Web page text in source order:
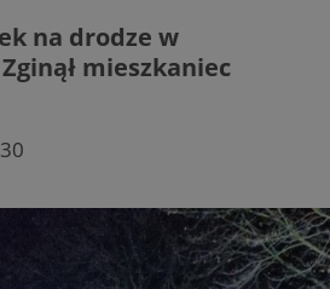
na drodze w
mieszkaniec